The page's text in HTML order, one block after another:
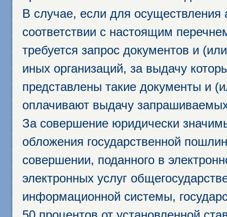
В случае, если для осуществления
соответствии с настоящим
требуется запрос документов и
иных организаций, за выдачу
представлены такие документы и
оплачивают выдачу
За совершение юридически
обложения государственной
совершении, поданного в
электронных услуг
информационной системы,